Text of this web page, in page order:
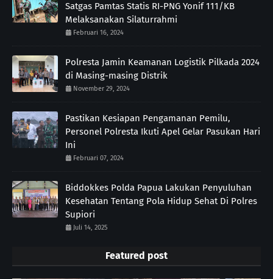
Satgas Pamtas Statis RI-PNG Yonif 111/KB
Melaksanakan Silaturrahmi
Februari 16, 2024
Polresta Jamin Keamanan Logistik Pilkada 2024
di Masing-masing Distrik
November 29, 2024
Pastikan Kesiapan Pengamanan Pemilu,
Personel Polresta Ikuti Apel Gelar Pasukan Hari
Ini
Februari 07, 2024
Biddokkes Polda Papua Lakukan Penyuluhan
Kesehatan Tentang Pola Hidup Sehat Di Polres
Supiori
Juli 14, 2025
Featured post